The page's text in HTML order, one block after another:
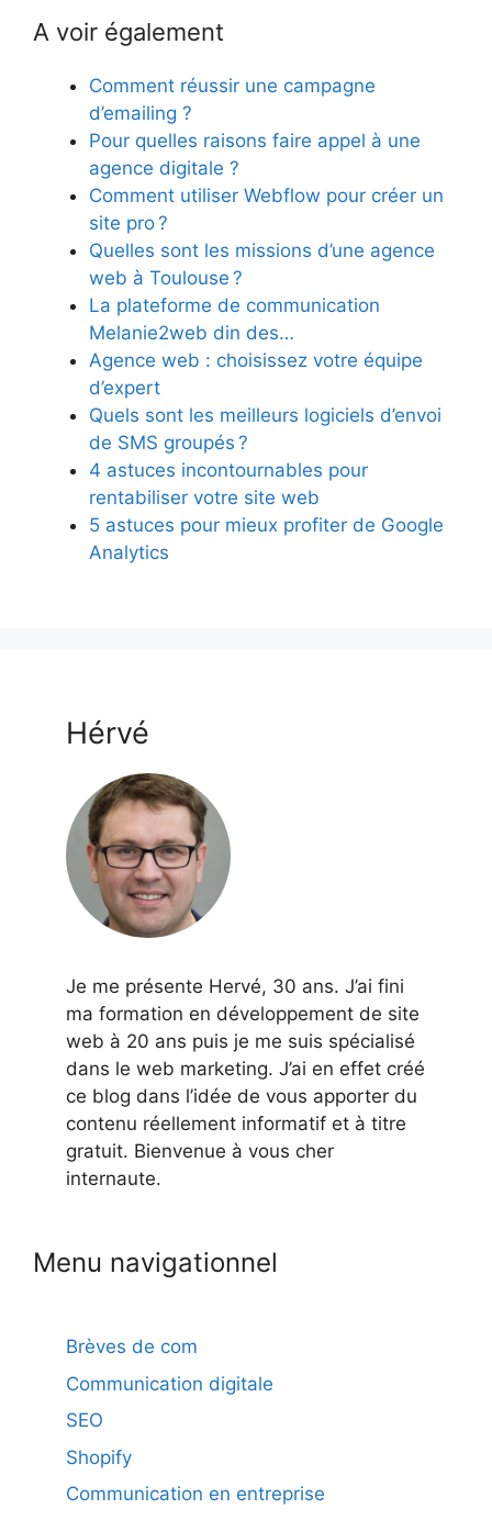
A voir également
Comment réussir une campagne
d’emailing ?
Pour quelles raisons faire appel à une
agence digitale ?
Comment utiliser Webflow pour créer un
site pro ?
Quelles sont les missions d’une agence
web à Toulouse ?
La plateforme de communication
Melanie2web din des…
Agence web : choisissez votre équipe
d’expert
Quels sont les meilleurs logiciels d’envoi
de SMS groupés ?
4 astuces incontournables pour
rentabiliser votre site web
5 astuces pour mieux profiter de Google
Analytics
Hérvé
Je me présente Hervé, 30 ans. J’ai fini
ma formation en développement de site
web à 20 ans puis je me suis spécialisé
dans le web marketing. J’ai en effet créé
ce blog dans l’idée de vous apporter du
contenu réellement informatif et à titre
gratuit. Bienvenue à vous cher
internaute.
Menu navigationnel
Brèves de com
Communication digitale
SEO
Shopify
Communication en entreprise